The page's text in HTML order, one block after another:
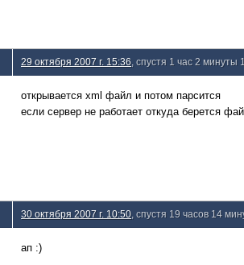
29 октября 2007 г. 15:36 , спустя 1 час 2 минуты
открывается xml файл и потом парсится
если сервер не работает откуда берется
30 октября 2007 г. 10:50 , спустя 19 часов 14
ап :)